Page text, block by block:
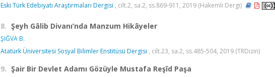
Eski Türk Edebiyatı Araştırmaları Dergisi , cilt.2, sa.2, ss.869-911, 2019 (Hakemli Dergi)
8. Şeyh Gâlib Divanı’nda Manzum Hikâyeler
ŞIĞVA B.
Atatürk Üniversitesi Sosyal Bilimler Enstitüsü Dergisi , cilt.23, sa.2, ss.485-504, 2019 (TRDizin)
9. Şair Bir Devlet Adamı Gözüyle Mustafa Reşîd Paşa